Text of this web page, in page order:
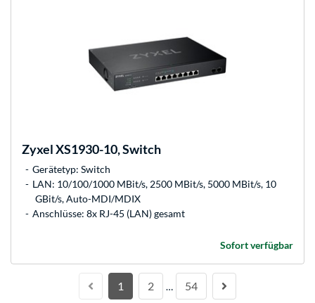
ZyxelXS1930-10, Switch
Gerätetyp: Switch
LAN: 10/100/1000 MBit/s, 2500 MBit/s, 5000 MBit/s, 10
GBit/s, Auto-MDI/MDIX
Anschlüsse: 8x RJ-45 (LAN) gesamt
Sofort verfügbar
1 2 … 54